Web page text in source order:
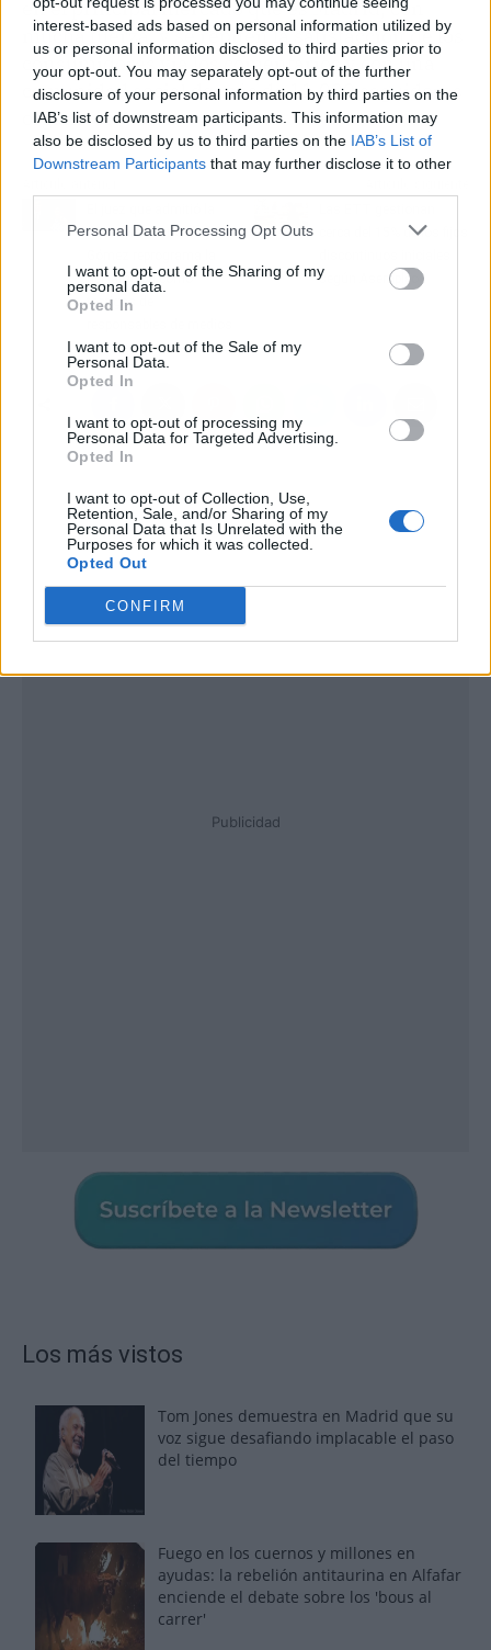
interest-based ads based on personal information utilized by
us or personal information disclosed to third parties prior to
your opt-out. You may separately opt-out of the further
disclosure of your personal information by third parties on the
IAB’s list of downstream participants. This information may
also be disclosed by us to third parties on the IAB’s List of
Downstream Participants that may further disclose it to other
Personal Data Processing Opt Outs
I want to opt-out of the Sharing of my
personal data.
Opted In
I want to opt-out of the Sale of my
Personal Data.
Opted In
I want to opt-out of processing my
Personal Data for Targeted Advertising.
Opted In
I want to opt-out of Collection, Use,
Retention, Sale, and/or Sharing of my
Personal Data that Is Unrelated with the
Purposes for which it was collected.
Opted Out
CONFIRM
en el principal mercado que es Madrid, con
mucha fuerza, y se repiten la satisfacción de los
consumidores vía los comentarios y con una
comunidad social de más de 11,000 seguidores
orgánicos.
denuncia contra Begoña
declaración como
testigos de
cerca del 15% de los fijos
según Asempleo
Publicidad
Los más vistos
Tom Jones demuestra en Madrid que su
voz sigue desafiando implacable el paso
del tiempo
Fuego en los cuernos y millones en
ayudas: la rebelión antitaurina en Alfafar
enciende el debate sobre los 'bous al
carrer'